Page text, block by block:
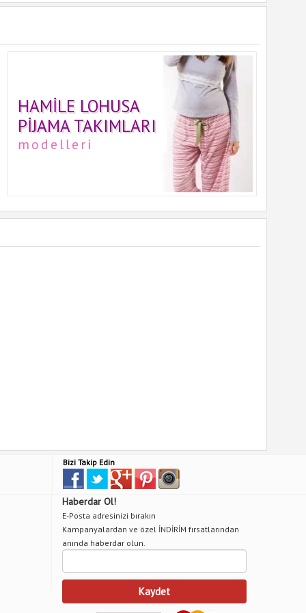
HAMILE LOHUSA
PIJAMA TAKIMLARI
modelleri
Bizi Takip Edin
Haberdar Ol!
E-Posta adresinizi bırakın
Kampanyalardan ve özel İNDİRİM fırsatlarından
anında haberdar olun.
Kaydet